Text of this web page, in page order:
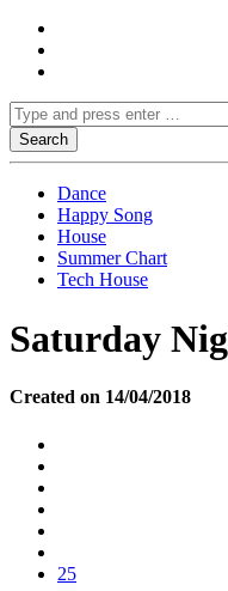
Dance
Happy Song
House
Summer Chart
Tech House
Saturday
Created on 14/04/2018
25